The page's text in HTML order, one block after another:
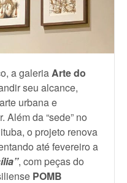
a galeriaArte do
seu alcance,
urbana e
Além da “sede” no
o projeto renova
até fevereiro a
, com peças do
POMB